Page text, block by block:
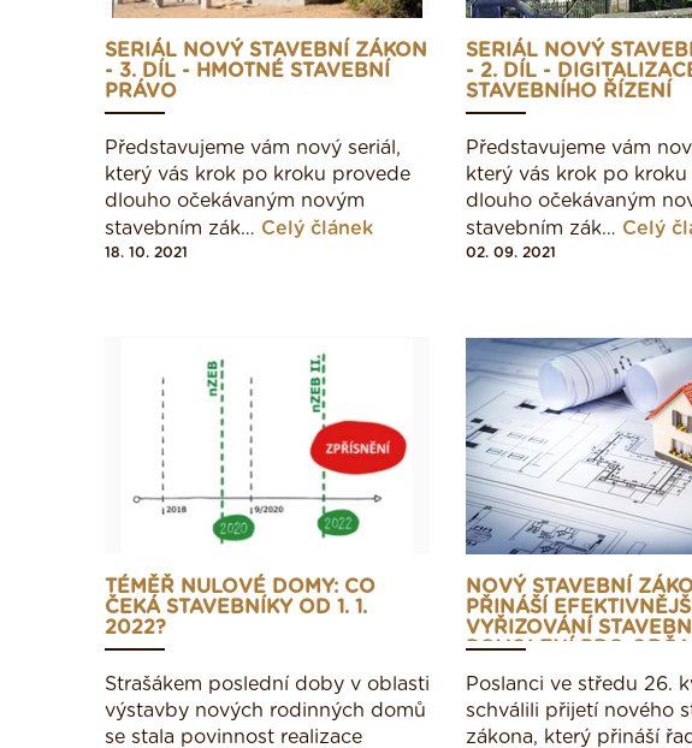
SERIÁL NOVÝ STAVEBNÍ ZÁKON
- 3. DÍL - HMOTNÉ STAVEBNÍ
PRÁVO
Představujeme vám nový seriál,
který vás krok po kroku provede
dlouho očekávaným novým
stavebním zák… Celý článek
18. 10. 2021
SERIÁL NOVÝ
- 2. DÍL -
STAVEBNÍHO ŘÍZENÍ
Představujeme vám
který vás krok po
dlouho očekávaným
stavebním zák… Celý
02. 09. 2021
TÉMĚŘ NULOVÉ DOMY: CO
ČEKÁ STAVEBNÍKY OD 1. 1.
2022?
Strašákem poslední doby v oblasti
výstavby nových rodinných domů
se stala povinnost realizace
NOVÝ STAVEBNÍ
PŘINÁŠÍ EFEKTIVNĚJŠÍ
VYŘIZOVÁNÍ
POVOLENÍ PRO
Poslanci ve středu 26.
schválili přijetí nového
zákona, který přináší